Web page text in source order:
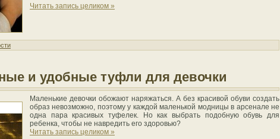
Читать запись целиком »
и удобные туфли для девочки
Маленькие девочки обожают наряжаться. А без красивой обуви создать
образ невозможно, поэтому у каждой маленькой модницы в арсенале не
одна пара красивых туфелек. Но как выбрать подобную обувь для
ребенка, чтобы не навредить его здоровью?
Читать запись целиком »